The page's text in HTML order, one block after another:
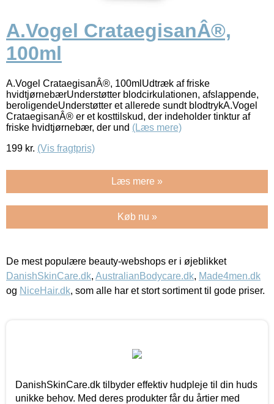
A.Vogel CrataegisanÂ®,
100ml
A.Vogel CrataegisanÂ®, 100mlUdtræk af friske
hvidtjørnebærUnderstøtter blodcirkulationen, afslappende,
beroligendeUnderstøtter et allerede sundt blodtrykA.Vogel
CrataegisanÂ® er et kosttilskud, der indeholder tinktur af
friske hvidtjørnebær, der und (Læs mere)
199 kr. (Vis fragtpris)
Læs mere »
Køb nu »
De mest populære beauty-webshops er i øjeblikket
DanishSkinCare.dk, AustralianBodycare.dk, Made4men.dk
og NiceHair.dk, som alle har et stort sortiment til gode priser.
DanishSkinCare.dk tilbyder effektiv hudpleje til din huds
unikke behov. Med deres produkter får du årtier med